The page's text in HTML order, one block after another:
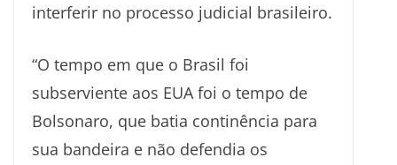
interferir no processo judicial brasileiro.
“O tempo em que o Brasil foi
subserviente aos EUA foi o tempo de
Bolsonaro, que batia continência para
sua bandeira e não defendia os